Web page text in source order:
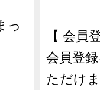
っ
【 会員
会員登
ただけ